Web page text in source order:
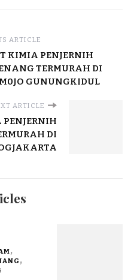
ARTICLE
KIMIA PENJERNIH
TERMURAH DI
GUNUNGKIDUL
ARTICLE
DI